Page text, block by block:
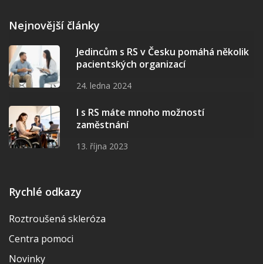
Nejnovější články
Jedincům s RS v Česku pomáhá několik
pacientských organizací
24. ledna 2024
I s RS máte mnoho možností
zaměstnání
13. října 2023
Rychlé odkazy
Roztroušená skleróza
Centra pomoci
Novinky